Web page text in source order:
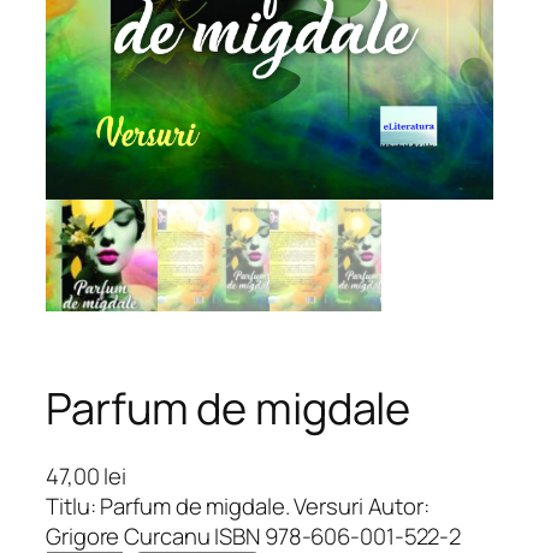
Parfum de migdale
47,00lei
Titlu: Parfum de migdale. Versuri Autor:
Grigore Curcanu ISBN 978-606-001-522-2